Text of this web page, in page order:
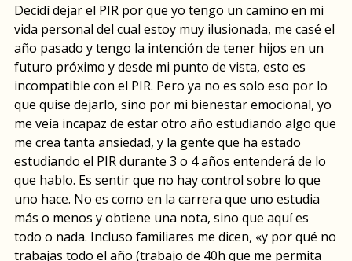
Decidí dejar el PIR por que yo tengo un camino en mi
vida personal del cual estoy muy ilusionada, me casé el
año pasado y tengo la intención de tener hijos en un
futuro próximo y desde mi punto de vista, esto es
incompatible con el PIR. Pero ya no es solo eso por lo
que quise dejarlo, sino por mi bienestar emocional, yo
me veía incapaz de estar otro año estudiando algo que
me crea tanta ansiedad, y la gente que ha estado
estudiando el PIR durante 3 o 4 años entenderá de lo
que hablo. Es sentir que no hay control sobre lo que
uno hace. No es como en la carrera que uno estudia
más o menos y obtiene una nota, sino que aquí es
todo o nada. Incluso familiares me dicen, «y por qué no
trabajas todo el año (trabajo de 40h que me permita